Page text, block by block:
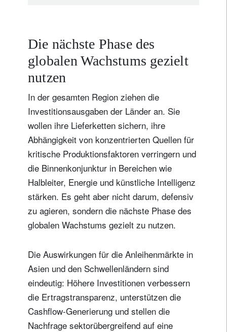
Die nächste Phase des
globalen Wachstums gezielt
nutzen
In der gesamten Region ziehen die
Investitionsausgaben der Länder an. Sie
wollen ihre Lieferketten sichern, ihre
Abhängigkeit von konzentrierten Quellen für
kritische Produktionsfaktoren verringern und
die Binnenkonjunktur in Bereichen wie
Halbleiter, Energie und künstliche Intelligenz
stärken. Es geht aber nicht darum, defensiv
zu agieren, sondern die nächste Phase des
globalen Wachstums gezielt zu nutzen.
Die Auswirkungen für die Anleihenmärkte in
Asien und den Schwellenländern sind
eindeutig: Höhere Investitionen verbessern
die Ertragstransparenz, unterstützen die
Cashflow-Generierung und stellen die
Nachfrage sektorübergreifend auf eine